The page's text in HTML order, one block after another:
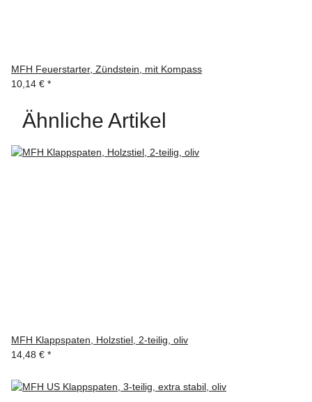
MFH Feuerstarter, Zündstein, mit Kompass
10,14 € *
Ähnliche Artikel
MFH Klappspaten, Holzstiel, 2-teilig, oliv
14,48 € *